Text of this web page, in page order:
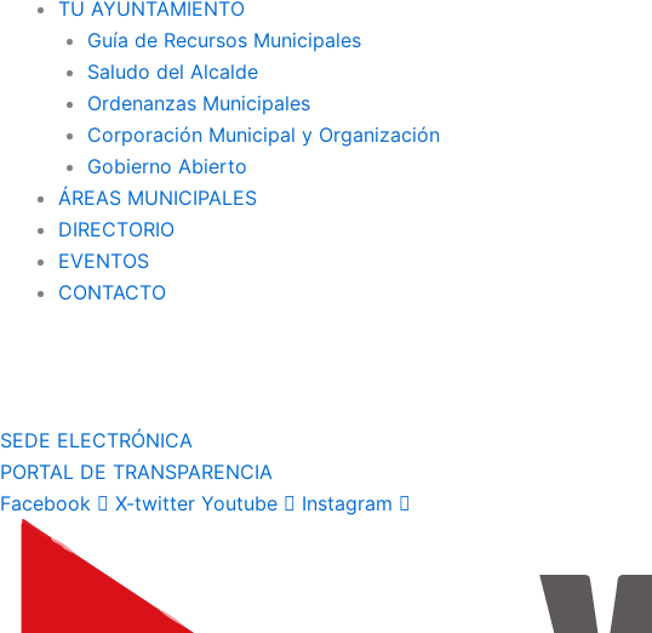
TU AYUNTAMIENTO
Guía de Recursos Municipales
Saludo del Alcalde
Ordenanzas Municipales
Corporación Municipal y Organización
Gobierno Abierto
ÁREAS MUNICIPALES
DIRECTORIO
EVENTOS
CONTACTO
SEDE ELECTRÓNICA
PORTAL DE TRANSPARENCIA
Facebook
X-twitter Youtube Instagram